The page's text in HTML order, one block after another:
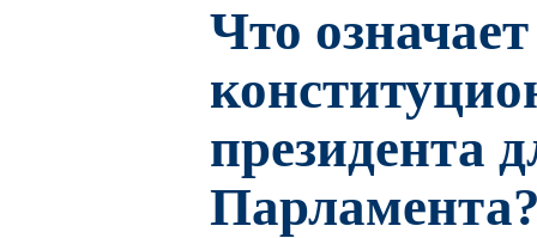
Что означает
президента